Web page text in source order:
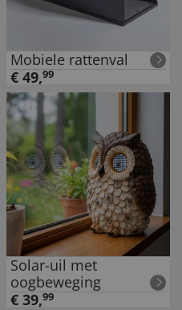
Mobiele rattenval
€ 49,99
Solar-uil met
oogbeweging
€ 39,99